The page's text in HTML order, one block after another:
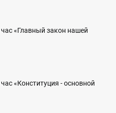
«Главный закон нашей
«Конституция - основной